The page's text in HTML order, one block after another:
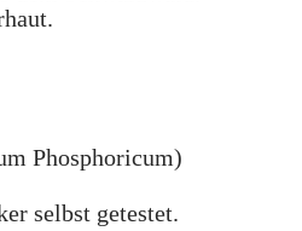
Phosphoricum)
selbst getestet.